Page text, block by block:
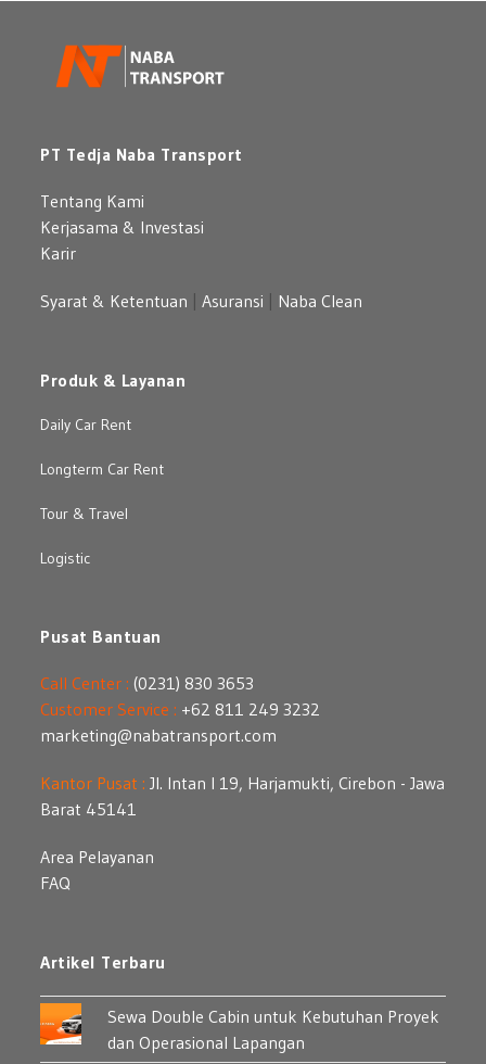
PT Tedja Naba Transport
Tentang Kami
Kerjasama & Investasi
Karir
Syarat & Ketentuan |Asuransi Naba Clean
Produk & Layanan
Daily Car Rent
Longterm Car Rent
Tour & Travel
Logistic
Pusat Bantuan
Call Center : (0231) 830 3653
Customer Service : +62 811 249 3232
marketing@nabatransport.com
Kantor Pusat : Jl. Intan I 19, Harjamukti, Cirebon - Jawa
Barat 45141
Area Pelayanan
FAQ
Artikel Terbaru
Sewa Double Cabin untuk Kebutuhan Proyek
dan Operasional Lapangan